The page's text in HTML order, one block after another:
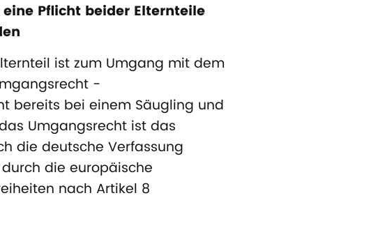
Pflicht beider Elternteile
ist zum Umgang mit dem
-
bereits bei einem Säugling und
Umgangsrecht ist das
die deutsche Verfassung
die europäische
nach Artikel 8